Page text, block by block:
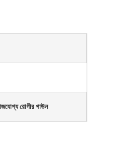
রোগীর গাউন